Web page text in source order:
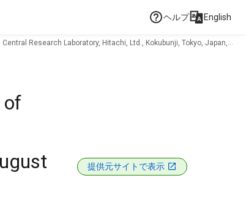
ヘルプ English
Research Laboratory, Hitachi, Ltd., Kokubunji, Tokyo, Japan,
of
提供元サイトで表示